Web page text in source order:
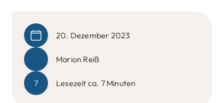
20. Dezember 2023
Marion Reiß
7 Lesezeit ca. 7 Minuten